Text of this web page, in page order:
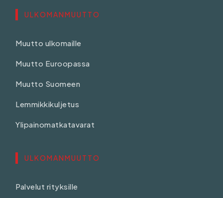
ULKOMANMUUTTO
Muutto ulkomaille
Muutto Euroopassa
Muutto Suomeen
Lemmikkikuljetus
Ylipainomatkatavarat
ULKOMANMUUTTO
Palvelut rityksille